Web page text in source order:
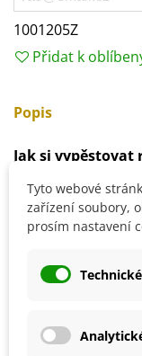
1001205Z
Přidat k
Popis
Jak si vypěstovat
Ideální teplota by se
Rostliny Rajčenky se
přídavkem štěrku.
Detaily produktu
Tyto webové
zařízení soubory,
prosím nastavení